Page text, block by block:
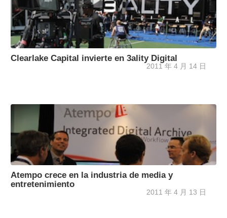
Clearlake Capital invierte en 3ality Digital
2011 年 4 月 14 日
Atempo crece en la industria de media y
entretenimiento
2011 年 4 月 13 日